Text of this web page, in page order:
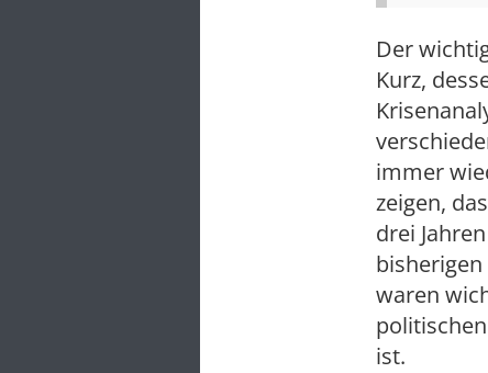
Der
Kurz,
immer
zeigen,
drei
waren
ist.